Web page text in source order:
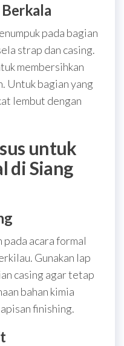
Berkala
pada bagian
strap dan casing.
membersihkan
Untuk bagian yang
lembut dengan
untuk
di Siang
pada acara formal
Gunakan lap
casing agar tetap
bahan kimia
finishing.